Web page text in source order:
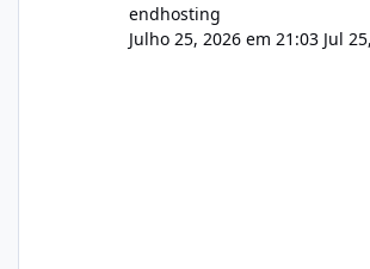
endhosting
Julho 25, 2026 em 21:03 Jul